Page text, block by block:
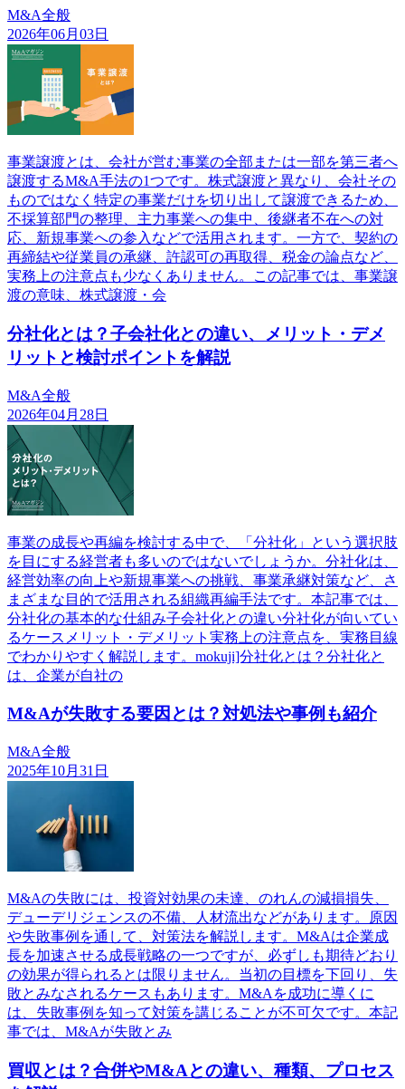
M&A全般
2026年06月03日
事業譲渡とは、会社が営む事業の全部または一部を第三者へ
譲渡するM&A手法の1つです。株式譲渡と異なり、会社その
ものではなく特定の事業だけを切り出して譲渡できるため、
不採算部門の整理、主力事業への集中、後継者不在への対
応、新規事業への参入などで活用されます。一方で、契約の
再締結や従業員の承継、許認可の再取得、税金の論点など、
実務上の注意点も少なくありません。この記事では、事業譲
渡の意味、株式譲渡・会
分社化とは？子会社化との違い、メリット・デメ
リットと検討ポイントを解説
M&A全般
2026年04月28日
事業の成長や再編を検討する中で、「分社化」という選択肢
を目にする経営者も多いのではないでしょうか。分社化は、
経営効率の向上や新規事業への挑戦、事業承継対策など、さ
まざまな目的で活用される組織再編手法です。本記事では、
分社化の基本的な仕組み子会社化との違い分社化が向いてい
るケースメリット・デメリット実務上の注意点を、実務目線
でわかりやすく解説します。mokuji]分社化とは？分社化と
は、企業が自社の
M&Aが失敗する要因とは？対処法や事例も紹介
M&A全般
2025年10月31日
M&Aの失敗には、投資対効果の未達、のれんの減損損失、
デューデリジェンスの不備、人材流出などがあります。原因
や失敗事例を通して、対策法を解説します。M&Aは企業成
長を加速させる成長戦略の一つですが、必ずしも期待どおり
の効果が得られるとは限りません。当初の目標を下回り、失
敗とみなされるケースもあります。M&Aを成功に導くに
は、失敗事例を知って対策を講じることが不可欠です。本記
事では、M&Aが失敗とみ
買収とは？合併やM&Aとの違い、種類、プロセス